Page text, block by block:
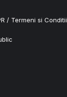
/ Termeni si Conditii